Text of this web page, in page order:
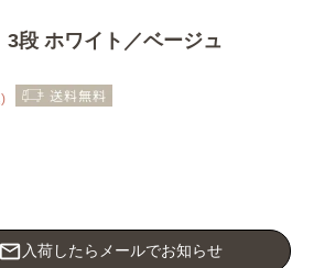
3段 ホワイト／ベージュ
mail_outline 入荷したらメールでお知らせ